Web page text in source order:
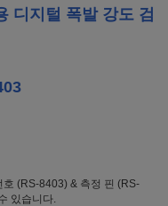
디지털 폭발 강도 검
(RS-8403) & 측정 핀 (RS-
있습니다.